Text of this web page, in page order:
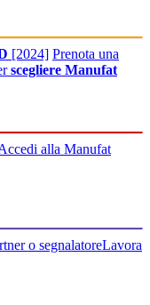
[2024] Prenota una
scegliere Manufat
alla Manufat
o segnalatoreLavora